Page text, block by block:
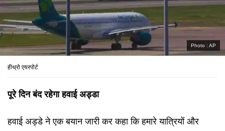
Photo : AP
हीथ्रो एयरपोर्ट
पूरे दिन बंद रहेगा हवाई अड्डा
हवाई अड्डे ने एक बयान जारी कर कहा कि हमारे यात्रियों और